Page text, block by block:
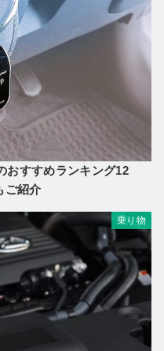
おすすめランキング12
ご紹介
乗り物